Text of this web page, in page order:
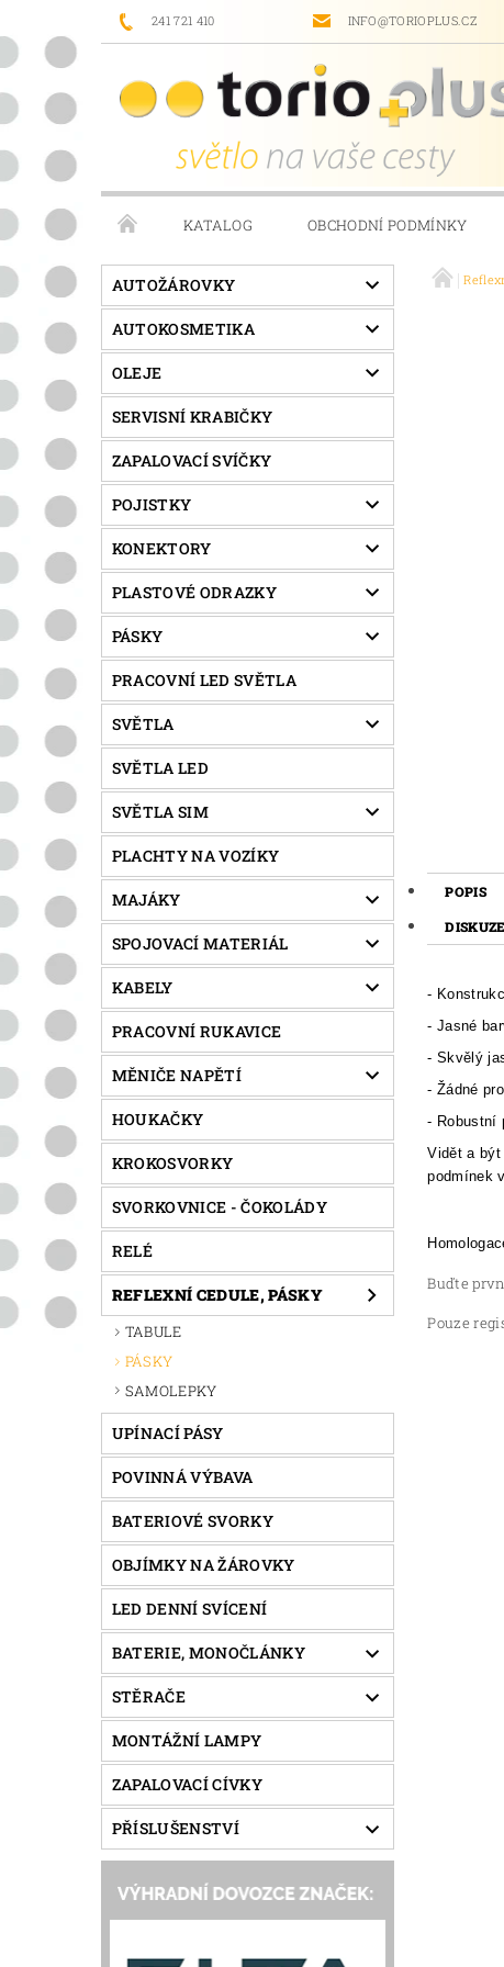
241 721 410 INFO@TORIOPLUS.CZ
KATALOG OBCHODNÍ PODMÍNKY
PRODÁVANÉ ZNAČKY NAPIŠTE NÁM
AUTOŽÁROVKY
AUTOKOSMETIKA
OLEJE
SERVISNÍ KRABIČKY
ZAPALOVACÍ SVÍČKY
POJISTKY
KONEKTORY
PLASTOVÉ ODRAZKY
PÁSKY
PRACOVNÍ LED SVĚTLA
SVĚTLA
SVĚTLA LED
SVĚTLA SIM
PLACHTY NA VOZÍKY
MAJÁKY
SPOJOVACÍ MATERIÁL
KABELY
PRACOVNÍ RUKAVICE
MĚNIČE NAPĚTÍ
HOUKAČKY
KROKOSVORKY
SVORKOVNICE - ČOKOLÁDY
RELÉ
REFLEXNÍ CEDULE, PÁSKY
TABULE
PÁSKY
SAMOLEPKY
UPÍNACÍ PÁSY
POVINNÁ VÝBAVA
BATERIOVÉ SVORKY
OBJÍMKY NA ŽÁROVKY
LED DENNÍ SVÍCENÍ
BATERIE, MONOČLÁNKY
STĚRAČE
MONTÁŽNÍ LAMPY
ZAPALOVACÍ CÍVKY
PŘÍSLUŠENSTVÍ
POPIS
DISKUZE
-
- Jasné
- Skvělý
- Žádné
- Robustní
Vidět a
podmínek
Buďte
Pouze